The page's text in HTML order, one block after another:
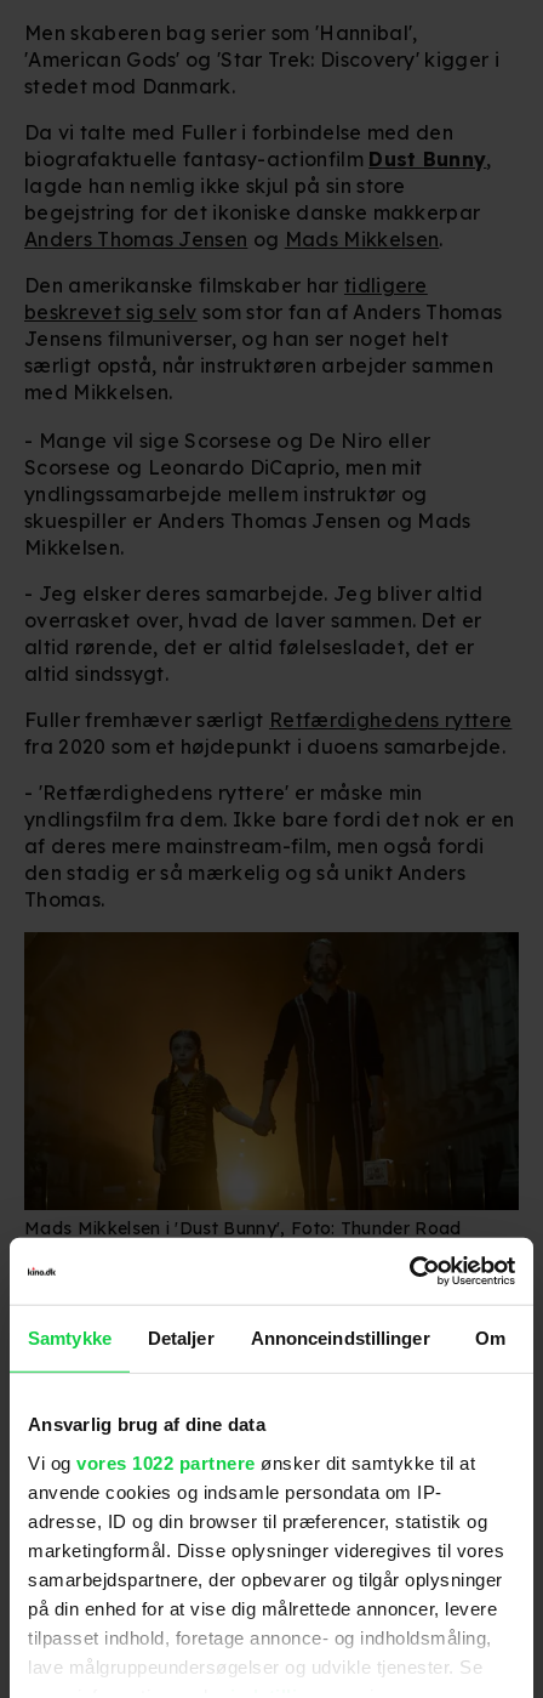
Samtykke Detaljer Annonceindstillinger Om
Ansvarlig brug af dine data
Vi og vores 1022 partnere ønsker dit samtykke til at
anvende cookies og indsamle persondata om IP-
adresse, ID og din browser til præferencer, statistik og
marketingformål. Disse oplysninger videregives til vores
samarbejdspartnere, der opbevarer og tilgår oplysninger
på din enhed for at vise dig målrettede annoncer, levere
tilpasset indhold, foretage annonce- og indholdsmåling,
lave målgruppeundersøgelser og udvikle tjenester. Se
Men skaberen bag serier som 'Hannibal',
'American Gods' og 'Star Trek: Discovery' kigger i
stedet mod Danmark.
Da vi talte med Fuller i forbindelse med den
biografaktuelle fantasy-actionfilm Dust Bunny,
lagde han nemlig ikke skjul på sin store
begejstring for det ikoniske danske makkerpar
Anders Thomas Jensen og Mads Mikkelsen.
Den amerikanske filmskaber har tidligere
beskrevet sig selv som stor fan af Anders Thomas
Jensens filmuniverser, og han ser noget helt
særligt opstå, når instruktøren arbejder sammen
med Mikkelsen.
- Mange vil sige Scorsese og De Niro eller
Scorsese og Leonardo DiCaprio, men mit
yndlingssamarbejde mellem instruktør og
skuespiller er Anders Thomas Jensen og Mads
Mikkelsen.
- Jeg elsker deres samarbejde. Jeg bliver altid
overrasket over, hvad de laver sammen. Det er
altid rørende, det er altid følelsesladet, det er
altid sindssygt.
Fuller fremhæver særligt Retfærdighedens ryttere
fra 2020 som et højdepunkt i duoens samarbejde.
- 'Retfærdighedens ryttere' er måske min
yndlingsfilm fra dem. Ikke bare fordi det nok er en
af deres mere mainstream-film, men også fordi
den stadig er så mærkelig og så unikt Anders
Thomas.
Mads Mikkelsen i 'Dust Bunny', Foto: Thunder Road
Pictures
Mads Mikkelsen bag sig efter tv-serien 'Hannibal',
og danskeren spiller også hovedrollen i
Fullers spillefilmsdebut.
Her spiller Mikkelsen en lejemorder, der bliver
hyret af en lille pige til at dræbe det monster, hun
er overbevist om gemmer sig under hendes seng.
'Dust Bunny' kan stadig ses i enkelte danske
biografer.
Se hele vores interview med
Bryan Fuller herunder: